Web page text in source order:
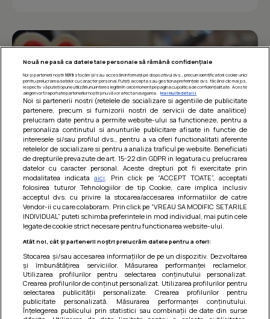
Barcute din vinete cu arpagic rosu
Un deliciu usor de preparat!
Nouă ne pasă ca datele tale personale să rămână confidențiale
Noi și partenerii noștri 1019stocăm și/sau accesăm informații pe dispozitivul dvs., precum identificatorii cookie unici
pentru prelucrarea datelor cu caracter personal. Puteți accepta sau gestiona preferințele dvs. făcând clic mai jos,
respectiv vă puteți opune utilizării unui interes legitim în orice moment pe pagina cu politica de confidențialitate. Aceste
alegeri vor fi raportate partenerilor noștri și nu vă vor afecta navigarea.
Mai multe detalii
Noi si partenerii nostri (retelele de socializare si agentiile de publicitate
partenere, precum si furnizorii nostri de servicii de date analitice)
prelucram date pentru a permite website-ului sa functioneze, pentru a
personaliza continutul si anunturile publicitare afisate in functie de
interesele si/sau profilul dvs., pentru a va oferi functionalitati aferente
retelelor de socializare si pentru a analiza traficul pe website. Beneficiati
de drepturile prevazute de art. 15-22 din GDPR in legatura cu prelucrarea
datelor cu caracter personal. Aceste drepturi pot fi exercitate prin
modalitatea indicataaici . Prin click pe “ACCEPT TOATE”, acceptati
folosirea tuturor Tehnologiilor de tip Cookie, care implica inclusiv
acceptul dvs. cu privire la stocarea/accesarea informatiilor de catre
Vendor-ii cu care colaboram. Prin click pe “VREAU SA MODIFIC SETARILE
INDIVIDUAL” puteti schimba preferintele in mod individual, mai putin cele
legate de cookie strict necesare pentru functionarea website-ului.
Atât noi, cât și partenerii noștri prelucrăm datele pentru a oferi:
Stocarea și/sau accesarea informațiilor de pe un dispozitiv. Dezvoltarea
și îmbunătățirea serviciilor. Măsurarea performanței reclamelor.
Utilizarea profilurilor pentru selectarea conținutului personalizat.
Crearea profilurilor de conținut personalizat. Utilizarea profilurilor pentru
selectarea publicității personalizate. Crearea profilurilor pentru
publicitate personalizată. Măsurarea performanței conținutului.
Înțelegerea publicului prin statistici sau combinații de date din surse